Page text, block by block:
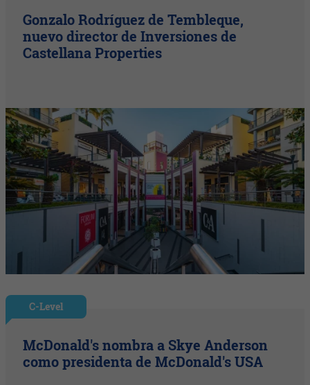
Gonzalo Rodríguez de Tembleque,
nuevo director de Inversiones de
Castellana Properties
C-Level
McDonald's nombra a Skye Anderson
como presidenta de McDonald's USA